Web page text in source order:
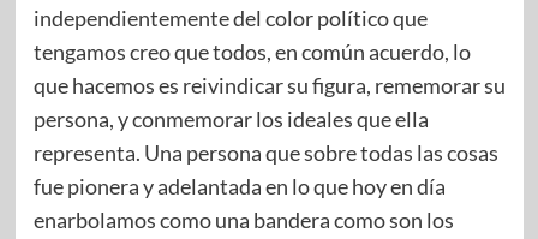
independientemente del color político que
tengamos creo que todos, en común acuerdo, lo
que hacemos es reivindicar su figura, rememorar su
persona, y conmemorar los ideales que ella
representa. Una persona que sobre todas las cosas
fue pionera y adelantada en lo que hoy en día
enarbolamos como una bandera como son los